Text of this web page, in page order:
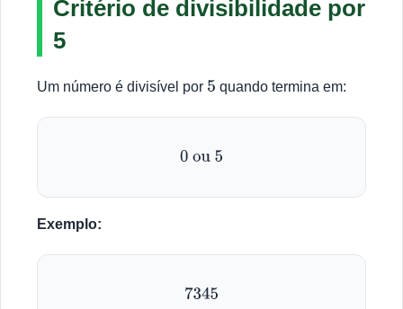
Critério de divisibilidade por
5
Um número é divisível por 5 quando termina em:
0 ou 5
Exemplo:
7345